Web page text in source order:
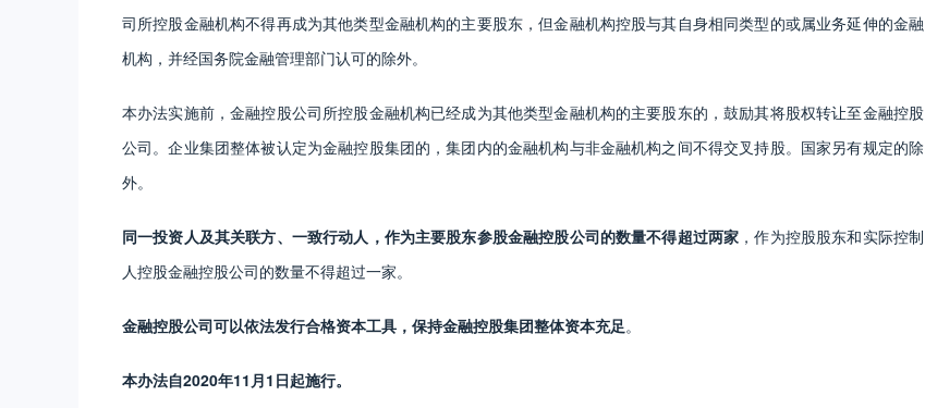
司所控股金融机构不得再成为其他类型金融机构的主要股东，但金融机构控股与其自身相同类型的或属业务延伸的金融
机构，并经国务院金融管理部门认可的除外。
本办法实施前，金融控股公司所控股金融机构已经成为其他类型金融机构的主要股东的，鼓励其将股权转让至金融控股
公司。企业集团整体被认定为金融控股集团的，集团内的金融机构与非金融机构之间不得交叉持股。国家另有规定的除
外。
同一投资人及其关联方、一致行动人，作为主要股东参股金融控股公司的数量不得超过两家 ，作为控股股东和实际控制
人控股金融控股公司的数量不得超过一家。
金融控股公司可以依法发行合格资本工具，保持金融控股集团整体资本充足。
本办法自2020年11月1日起施行。